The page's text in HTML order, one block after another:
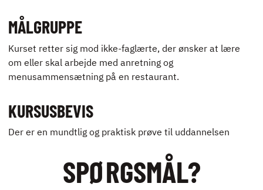
TIDLIGERE ELEV
ENGLISH
MÅLGRUPPE
Kurset retter sig mod ikke-faglærte, der ønsker at lære
om eller skal arbejde med anretning og
menusammensætning på en restaurant.
KURSUSBEVIS
Der er en mundtlig og praktisk prøve til uddannelsen
SPØRGSMÅL?